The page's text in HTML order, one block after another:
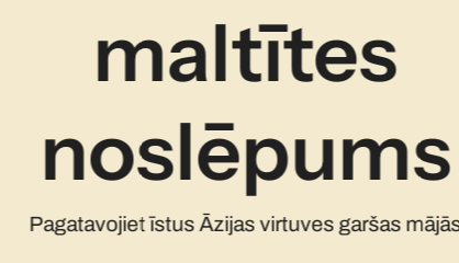
maltītes
noslēpums
Pagatavojiet īstus Āzijas virtuves garšas mājās